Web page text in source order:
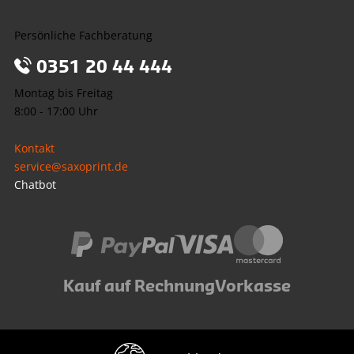
Persönliche Fachberatung
0351 20 44 444
Montag bis Freitag
8:00 - 17:00 Uhr
Kontakt
service@saxoprint.de
Chatbot
Kauf auf RechnungVorkasse